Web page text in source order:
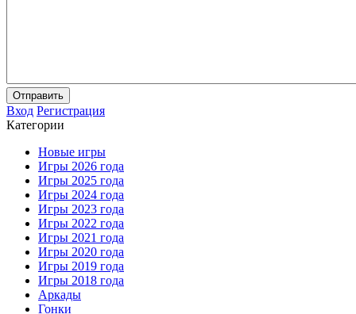
Отправить
Вход Регистрация
Категории
Новые игры
Игры 2026 года
Игры 2025 года
Игры 2024 года
Игры 2023 года
Игры 2022 года
Игры 2021 года
Игры 2020 года
Игры 2019 года
Игры 2018 года
Аркады
Гонки